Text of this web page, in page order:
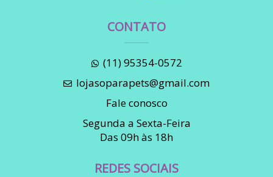
CONTATO
(11) 95354-0572
lojasoparapets@gmail.com
Fale conosco
Segunda a Sexta-Feira
Das 09h às 18h
REDES SOCIAIS